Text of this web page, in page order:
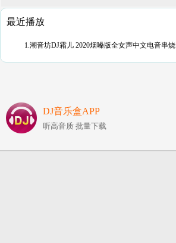
最近播放
1.潮音坊DJ霜儿 2020烟嗓版全女声中文电音串烧
DJ音乐盒APP
听高音质 批量下载